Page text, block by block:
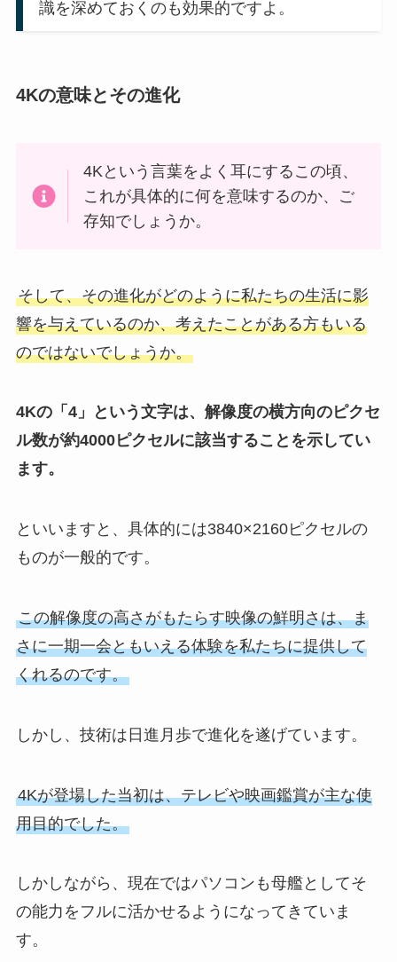
識を深めておくのも効果的ですよ。
4Kの意味とその進化
4Kという言葉をよく耳にするこの頃、
これが具体的に何を意味するのか、ご
存知でしょうか。
そして、その進化がどのように私たちの生活に影
響を与えているのか、考えたことがある方もいる
のではないでしょうか。
4Kの「4」という文字は、解像度の横方向のピクセ
ル数が約4000ピクセルに該当することを示してい
ます。
といいますと、具体的には3840×2160ピクセルの
ものが一般的です。
この解像度の高さがもたらす映像の鮮明さは、ま
さに一期一会ともいえる体験を私たちに提供して
くれるのです。
しかし、技術は日進月歩で進化を遂げています。
4Kが登場した当初は、テレビや映画鑑賞が主な使
用目的でした。
しかしながら、現在ではパソコンも母艦としてそ
の能力をフルに活かせるようになってきていま
す。